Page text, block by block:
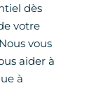
dès
votre
vous
aider à
à